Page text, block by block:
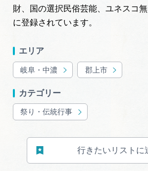
お問い合わせ
運営組織
広告掲載
サイトポリシー
財、国の選択民俗芸能、ユネスコ
に登録されています。
エリア
岐阜・中濃 郡上市
カテゴリー
祭り・伝統行事
行きたいリストに